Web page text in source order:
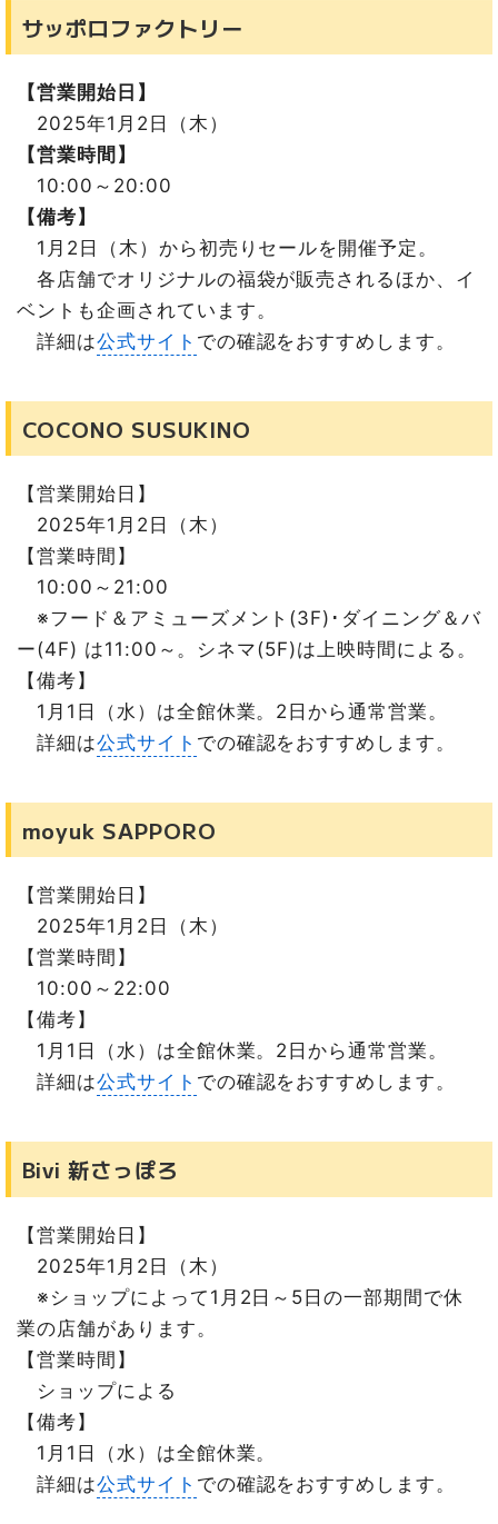
サッポロファクトリー
【営業開始日】
2025年1月2日（木）
【営業時間】
10:00～20:00
【備考】
1月2日（木）から初売りセールを開催予定。
各店舗でオリジナルの福袋が販売されるほか、イ
ベントも企画されています。
詳細は公式サイト での確認をおすすめします。
COCONO SUSUKINO
【営業開始日】
2025年1月2日（木）
【営業時間】
10:00～21:00
※フード＆アミューズメント(3F)･ダイニング＆バ
ー(4F) は11:00～。シネマ(5F)は上映時間による。
【備考】
1月1日（水）は全館休業。2日から通常営業。
詳細は公式サイト での確認をおすすめします。
moyuk SAPPORO
【営業開始日】
2025年1月2日（木）
【営業時間】
10:00～22:00
【備考】
1月1日（水）は全館休業。2日から通常営業。
詳細は公式サイト での確認をおすすめします。
Bivi 新さっぽろ
【営業開始日】
2025年1月2日（木）
※ショップによって1月2日～5日の一部期間で休
業の店舗があります。
【営業時間】
ショップによる
【備考】
1月1日（水）は全館休業。
詳細は公式サイト での確認をおすすめします。